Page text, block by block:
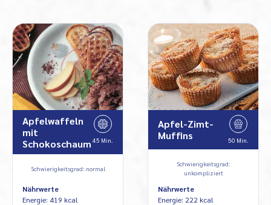
Apfelwaffeln
mit
Schokoschaum 45 Min.
Schwierigkeitsgrad: normal
Nährwerte
Energie: 419 kcal
Apfel-Zimt-
Muffins
50 Min.
Schwierigkeitsgrad:
unkompliziert
Nährwerte
Energie: 222 kcal